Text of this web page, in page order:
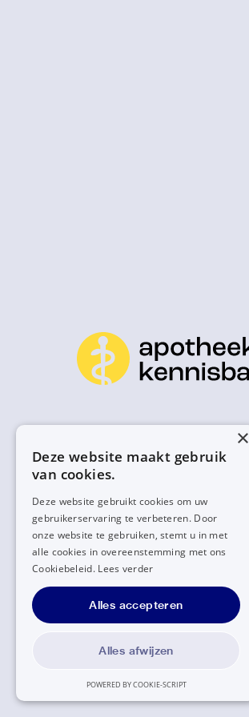
×
Deze website maakt gebruik
van cookies.
Deze website gebruikt cookies om uw
gebruikerservaring te verbeteren. Door
onze website te gebruiken, stemt u in met
alle cookies in overeenstemming met ons
Cookiebeleid. Lees verder
Alles accepteren
Alles afwijzen
POWERED BY COOKIE-SCRIPT